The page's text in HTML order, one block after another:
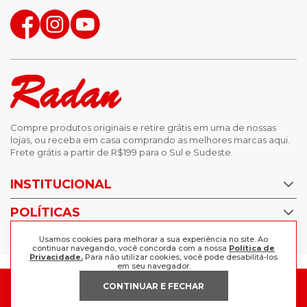
Usamos cookies para melhorar a sua experiência no site. Ao
continuar navegando, você concorda com a nossa Política de
Privacidade. Para não utilizar cookies, você pode desabilitá-los
em seu navegador.
CONTINUAR E FECHAR
Compre produtos originais e retire grátis em uma de nossas
lojas, ou receba em casa comprando as melhores marcas aqui.
Frete grátis a partir de R$199 para o Sul e Sudeste.
INSTITUCIONAL
Nossas Lojas
POLÍTICAS
Política de Privacidade
Trocas e devoluções
AJUDA
Perguntas Frequentes
FORMAS DE PAGAMENTO